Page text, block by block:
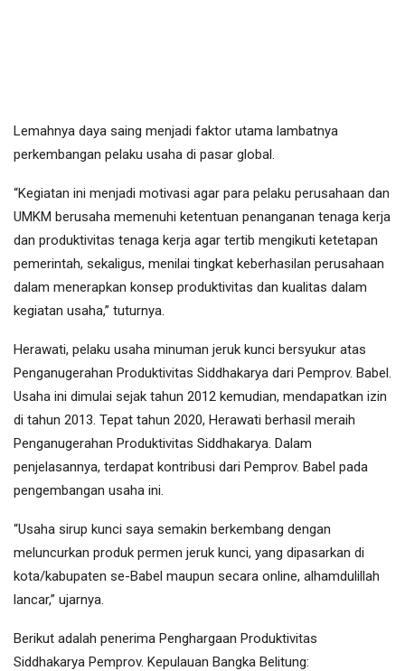
Lemahnya daya saing menjadi faktor utama lambatnya
perkembangan pelaku usaha di pasar global.
“Kegiatan ini menjadi motivasi agar para pelaku perusahaan dan
UMKM berusaha memenuhi ketentuan penanganan tenaga kerja
dan produktivitas tenaga kerja agar tertib mengikuti ketetapan
pemerintah, sekaligus, menilai tingkat keberhasilan perusahaan
dalam menerapkan konsep produktivitas dan kualitas dalam
kegiatan usaha,” tuturnya.
Herawati, pelaku usaha minuman jeruk kunci bersyukur atas
Penganugerahan Produktivitas Siddhakarya dari Pemprov. Babel.
Usaha ini dimulai sejak tahun 2012 kemudian, mendapatkan izin
di tahun 2013. Tepat tahun 2020, Herawati berhasil meraih
Penganugerahan Produktivitas Siddhakarya. Dalam
penjelasannya, terdapat kontribusi dari Pemprov. Babel pada
pengembangan usaha ini.
“Usaha sirup kunci saya semakin berkembang dengan
meluncurkan produk permen jeruk kunci, yang dipasarkan di
kota/kabupaten se-Babel maupun secara online, alhamdulillah
lancar,” ujarnya.
Berikut adalah penerima Penghargaan Produktivitas
Siddhakarya Pemprov. Kepulauan Bangka Belitung: